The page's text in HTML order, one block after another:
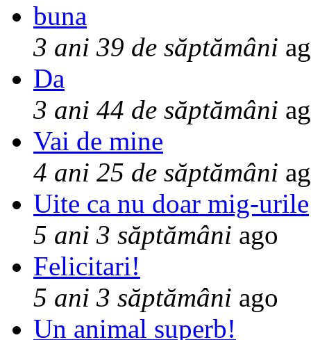
buna
3 ani 39 de săptămâni
Da
3 ani 44 de săptămâni
Vai de mine
4 ani 25 de săptămâni
Uite ca nu doar mig-urile
5 ani 3 săptămâni ago
Felicitari!
5 ani 3 săptămâni ago
Un animal superb!